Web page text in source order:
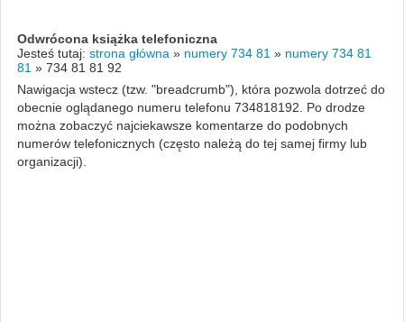
Odwrócona książka telefoniczna
Jesteś tutaj: strona główna » numery 734 81 » numery 734 81
81 » 734 81 81 92
Nawigacja wstecz (tzw. "breadcrumb"), która pozwola dotrzeć do
obecnie oglądanego numeru telefonu 734818192. Po drodze
można zobaczyć najciekawsze komentarze do podobnych
numerów telefonicznych (często należą do tej samej firmy lub
organizacji).